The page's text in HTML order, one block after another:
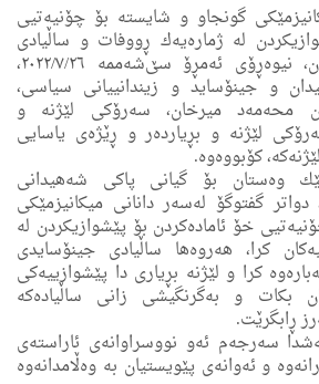
گونجاو و شایسته‌ بۆ چۆنیەتیی
لە ژمارەیەك ڕووفات و ساڵیادی
جینۆسایدی بارزانییەكان، نیوەڕۆی ئەمڕۆ سێ‌شەممە ٢٠٢٢/٧/٢٦،
و جینۆساید و زیندانییانی سیاسی،
محەمەد میرخان، سەرۆكی لێژنە و
لێژنه‌ و بڕیاردەر و ڕێژەی یاسایی
كۆبووه‌وه‌.
وەستان بۆ گیانی پاكی شەهیدانی
گفتوگۆ له‌سه‌ر دانانی میكانیزمێكی
خۆ ئاماده‌كردن بۆ پێشوازیكردن لە
كرا، هه‌روه‌ها ساڵیادی جینۆسایدی
كرا و لێژنە بڕیاری دا پێشوازییەكی
بكات و بەگرنگیشی زانی ساڵیادەكە
ڕابگرێت.
سەرجەم ئەو نووسراوانەی ئاراستەی
و ئەوانەی پێویستیان به‌ وه‌ڵامدانه‌وه‌